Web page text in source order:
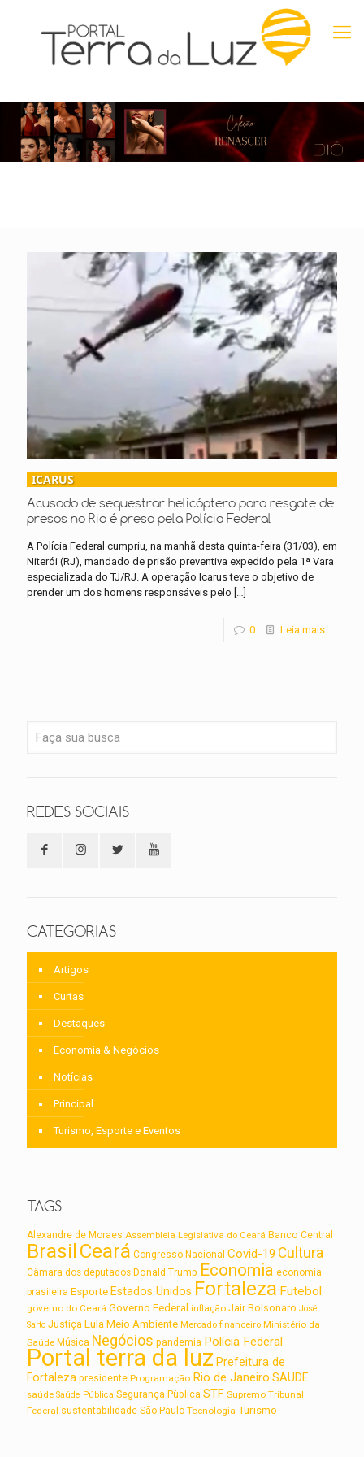
ICARUS
Acusado de sequestrar helicóptero para resgate de
presos no Rio é preso pela Polícia Federal
A Polícia Federal cumpriu, na manhã desta quinta-feira (31/03), em
Niterói (RJ), mandado de prisão preventiva expedido pela 1ª Vara
especializada do TJ/RJ. A operação Icarus teve o objetivo de
prender um dos homens responsáveis pelo […]
0 Leia mais
REDES SOCIAIS
CATEGORIAS
Artigos
Curtas
Destaques
Economia & Negócios
Notícias
Principal
Turismo, Esporte e Eventos
TAGS
Alexandre de Moraes Assembleia Legislativa do Ceará Banco Central
BrasilCeará Congresso Nacional Covid-19 Cultura
Câmara dos deputados Donald Trump Economia economia
brasileira Esporte Estados Unidos Fortaleza Futebol
governo do Ceará Governo Federal inflação Jair Bolsonaro José
Sarto Justiça Lula Meio Ambiente Mercado financeiro Ministério da
Saúde Música Negócios pandemia Polícia Federal
Portal terra da luzPrefeitura de
Fortaleza presidente Programação Rio de Janeiro SAUDE
saúde Saúde Pública Segurança Pública STF Supremo Tribunal
Federal sustentabilidade São Paulo Tecnologia Turismo